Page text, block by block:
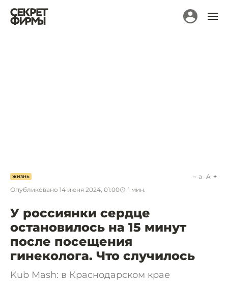
ЖИЗНЬ
Опубликовано 14 июня 2024, 01:00 1 мин.
a A
У россиянки сердце
остановилось на 15 минут
после посещения
гинеколога. Что случилось
Kub Mash: в Краснодарском крае